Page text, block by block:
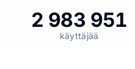
2 983 951
käyttäjää